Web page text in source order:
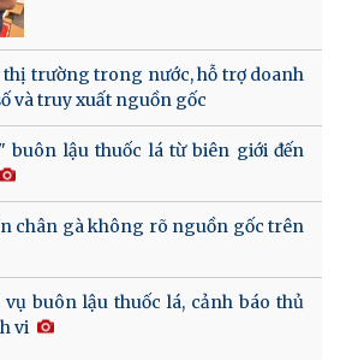
thị trường trong nước, hỗ trợ doanh
và truy xuất nguồn gốc
buôn lậu thuốc lá từ biên giới đến
chân gà không rõ nguồn gốc trên
buôn lậu thuốc lá, cảnh báo thủ
vi